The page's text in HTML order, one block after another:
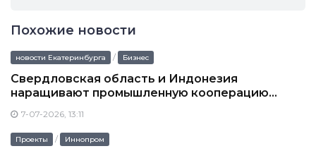
Похожие новости
новости Екатеринбурга / Бизнес
Свердловская область и Индонезия
наращивают промышленную кооперацию...
7-07-2026, 13:11
Проекты / Иннопром